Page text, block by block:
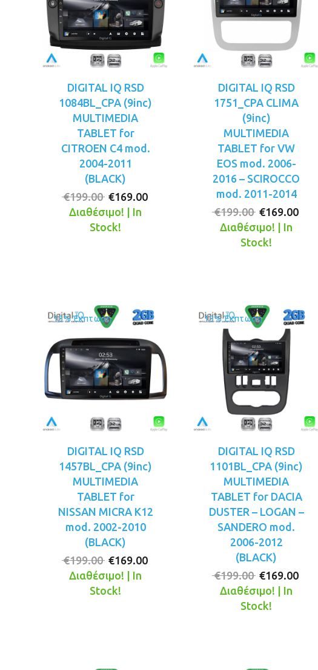
DIGITAL IQ RSD
1084BL_CPA (9inc)
MULTIMEDIA
TABLET for
CITROEN C4 mod.
2004-2011
(BLACK)
€199.00 Original
price
was:
€169.00
Διαθέσιμο! | In
Stock!
DIGITAL IQ RSD
1751_CPA CLIMA
(9inc)
MULTIMEDIA
TABLET for VW
EOS mod. 2006-
2016 – SCIROCCO
mod. 2011-2014
€199.00 Original
price
was:
€169.00
Διαθέσιμο! | In
Stock!
15% Έκπτωση
DIGITAL IQ RSD
1457BL_CPA (9inc)
MULTIMEDIA
TABLET for
NISSAN MICRA K12
mod. 2002-2010
(BLACK)
€199.00 Original
price
was:
€169.00
Διαθέσιμο! | In
Stock!
15% Έκπτωση
DIGITAL IQ RSD
1101BL_CPA (9inc)
MULTIMEDIA
TABLET for DACIA
DUSTER – LOGAN –
SANDERO mod.
2006-2012
(BLACK)
€199.00 Original
price
was:
€169.00
Διαθέσιμο! | In
Stock!